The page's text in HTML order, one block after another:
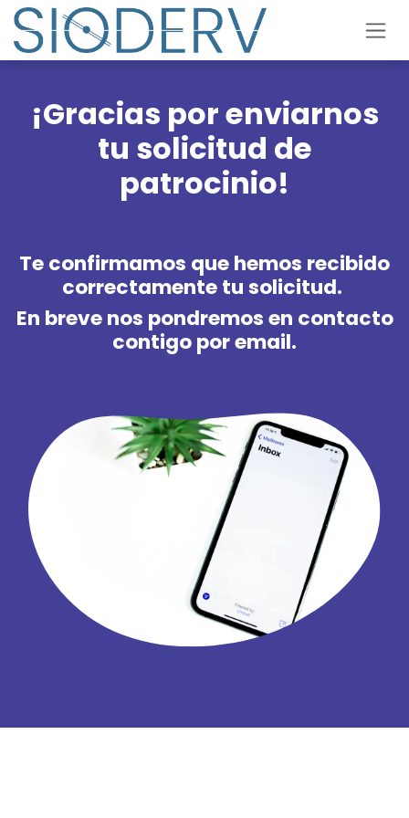
Ir al contenido
¡Gracias por enviarnos
tu solicitud de
patrocinio!
Te confirmamos que hemos recibido
correctamente tu solicitud.
En breve nos pondremos en contacto
contigo por email.